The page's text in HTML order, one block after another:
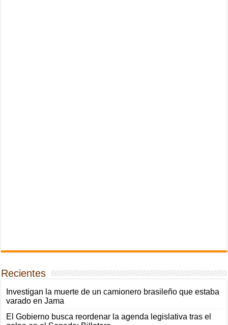
Recientes
Investigan la muerte de un camionero brasileño que estaba
varado en Jama
El Gobierno busca reordenar la agenda legislativa tras el